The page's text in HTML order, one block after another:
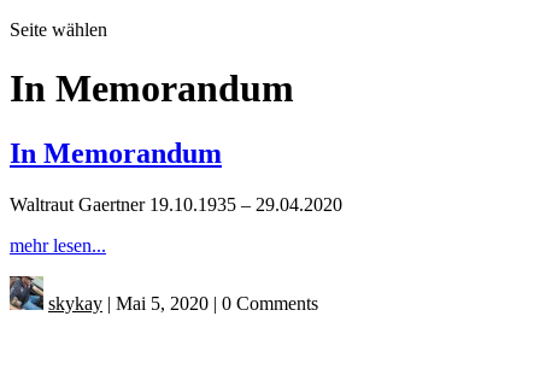
Seite wählen
In Memorandum
In Memorandum
Waltraut Gaertner 19.10.1935 – 29.04.2020
mehr lesen...
skykay | Mai 5, 2020 | 0 Comments